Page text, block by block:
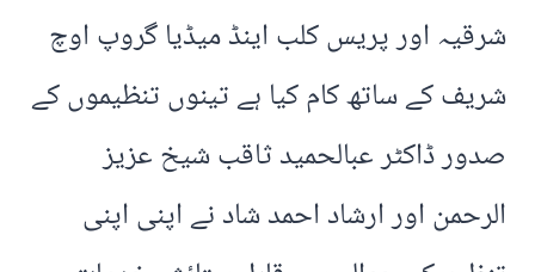
شرقیہ اور پریس کلب اینڈ میڈیا گروپ اوچ
شریف کے ساتھ کام کیا ہے تینوں تنظیموں کے
صدور ڈاکٹر عبالحمید ثاقب شیخ عزیز
الرحمن اور ارشاد احمد شاد نے اپنی اپنی